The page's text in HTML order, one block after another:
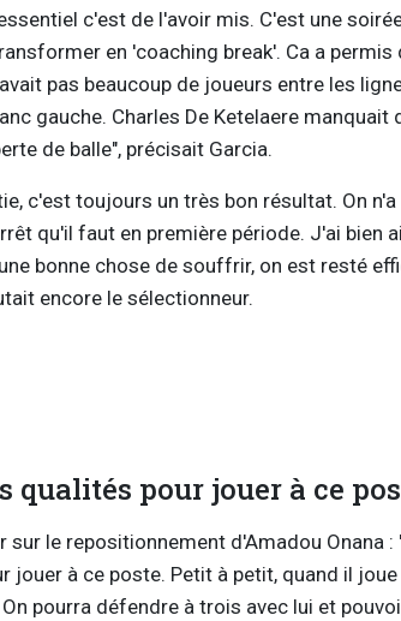
c'est de l'avoir mis. C'est une
en 'coaching break'. Ca a
pas beaucoup de joueurs entre les
gauche. Charles De Ketelaere manquait
de balle", précisait Garcia.
c'est toujours un très bon résultat. On
qu'il faut en première période. J'ai bien
bonne chose de souffrir, on est resté
encore le sélectionneur.
qualités pour jouer à ce
sur le repositionnement d'Amadou Onana
jouer à ce poste. Petit à petit, quand il
On pourra défendre à trois avec lui et